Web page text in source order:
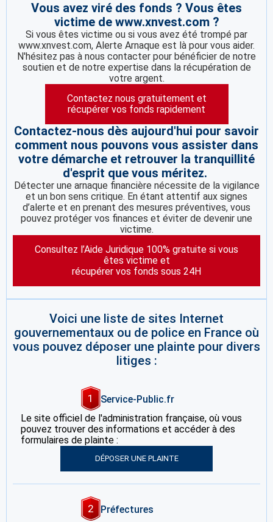
Vous avez viré des fonds ? Vous êtes
victime de www.xnvest.com ?
Si vous êtes victime ou si vous avez été trompé par
www.xnvest.com, Alerte Arnaque est là pour vous aider.
N'hésitez pas à nous contacter pour bénéficier de notre
soutien et de notre expertise dans la récupération de
votre argent.
Contactez nous gratuitement et
récupérer vos fonds rapidement
Contactez-nous dès aujourd'hui pour savoir
comment nous pouvons vous assister dans
votre démarche et retrouver la tranquillité
d'esprit que vous méritez.
Détecter une arnaque financière nécessite de la vigilance
et un bon sens critique. En étant attentif aux signes
d’alerte et en prenant des mesures préventives, vous
pouvez protéger vos finances et éviter de devenir une
victime.
Consultez l’Aide Juridique 100% gratuite si vous
êtes victime et
récupérer vos fonds sous 24H
Voici une liste de sites Internet
gouvernementaux ou de police en France où
vous pouvez déposer une plainte pour divers
litiges :
1
Service-Public.fr
Le site officiel de l'administration française, où vous
pouvez trouver des informations et accéder à des
formulaires de plainte :
DÉPOSER UNE PLAINTE
2
Préfectures